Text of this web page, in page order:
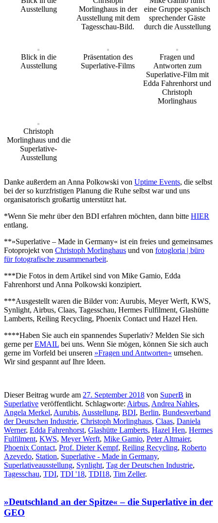
Ausstellung
Morlinghaus in der
Ausstellung mit dem
Tagesschau-Bild.
eine Gruppe spanisch
sprechender Gäste
durch die Ausstellung
Blick in die
Ausstellung
Präsentation des
Superlative-Films
Fragen und
Antworten zum
Superlative-Film mit
Edda Fahrenhorst und
Christoph
Morlinghaus
Christoph
Morlinghaus und die
Superlative-
Ausstellung
Danke außerdem an Anna Polkowski von Uptime Events, die selbst
bei der so kurzfristigen Planung die Ruhe selbst war und uns
organisatorisch großartig unterstützt hat.
*Wenn Sie mehr über den BDI erfahren möchten, dann bitte HIER
entlang.
**»Superlative – Made in Germany« ist ein freies und gemeinsames
Fotoprojekt von Christoph Morlinghaus und von fotogloria | büro
für fotografische zusammenarbeit.
***Die Fotos in dem Artikel sind von Mike Gamio, Edda
Fahrenhorst und Anna Polkowski konzipiert.
***Ausgestellt waren die Bilder von: Aurubis, Meyer Werft, KWS,
Synlight, Airbus, Claas, Tagesschau, Hermes Fulfilment, Glashütte
Lamberts, Reiling Recycling, Phoenix Contact und Hazel Hen.
****Haben Sie auch ein spannendes Superlativ? Melden Sie sich
gerne perEMAIL bei uns. Wenn Sie mögen, können Sie sich auch
gerne im Vorfeld bei unseren »Fragen und Antworten« umsehen.
Wir sind gespannt auf Ihre Ideen.
Dieser Beitrag wurde am 27. September 2018 von SuperB in
Superlative veröffentlicht. Schlagworte: Airbus, Andrea Nahles,
Angela Merkel, Aurubis, Ausstellung, BDI, Berlin, Bundesverband
der Deutschen Industrie, Christoph Morlinghaus, Claas, Daniela
Werner, Edda Fahrenhorst, Glashütte Lamberts, Hazel Hen, Hermes
Fulfilment, KWS, Meyer Werft, Mike Gamio, Peter Altmaier,
Phoenix Contact, Prof. Dieter Kempf, Reiling Recycling, Roberto
Azevedo, Station, Superlative - Made in Germany,
Superlativeausstellung, Synlight, Tag der Deutschen Industrie,
Tagesschau, TDI, TDI '18, TDI18, Tim Zeller.
»Deutschland an der Spitze« – die Superlative in der
GEO